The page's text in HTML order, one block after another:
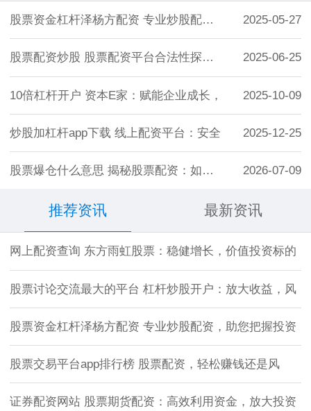
股票资金杠杆泽杨方配资 专业炒股配资，助 2025-05-27
股票配资炒股 股票配资平台合法性探究：投 2025-06-25
10倍杠杆开户 资本E家：赋能企业成长， 2025-10-09
炒股加杠杆app下载 线上配资平台：安全 2025-12-25
股票爆仓什么意思 揭秘股票配资：如何找到 2026-07-09
推荐资讯 最新资讯
网上配资查询 东方雨虹股票：稳健增长，价值投资标的
股票讨论交流最大的平台 杠杆炒股开户：放大收益，风
股票资金杠杆泽杨方配资 专业炒股配资，助您把握投资
股票交易平台app排行榜 股票配资，轻松赚钱还是风
证券配资网站 股票期货配资：高效利用资金，放大投资